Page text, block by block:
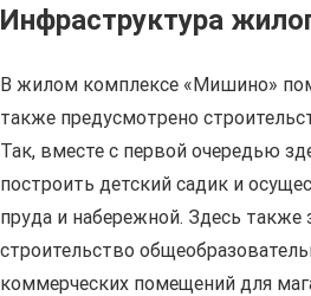
Инфраструктура
В жилом комплексе «Мишино»
также предусмотрено
Так, вместе с первой очередью
построить детский садик и
пруда и набережной. Здесь также
строительство
коммерческих помещений для